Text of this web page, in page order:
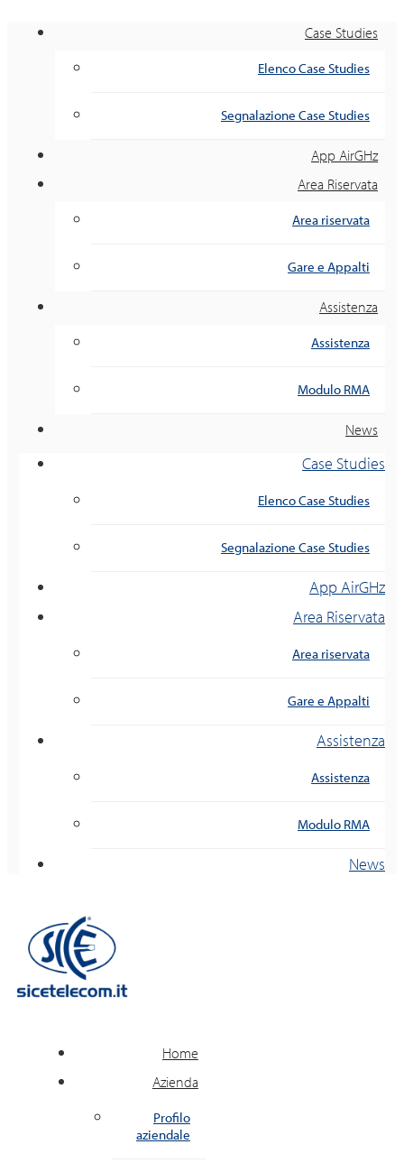
Case Studies
Elenco Case Studies
Segnalazione Case Studies
App AirGHz
Area Riservata
Area riservata
Gare e Appalti
Assistenza
Assistenza
Modulo RMA
News
Case Studies
Elenco Case Studies
Segnalazione Case Studies
App AirGHz
Area Riservata
Area riservata
Gare e Appalti
Assistenza
Assistenza
Modulo RMA
News
Home
Azienda
Profilo
aziendale